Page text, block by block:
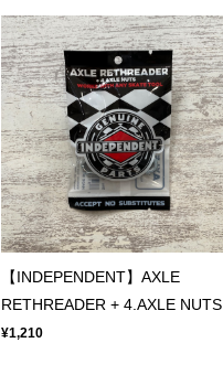
【INDEPENDENT】AXLE
RETHREADER + 4.AXLE NUTS
¥1,210